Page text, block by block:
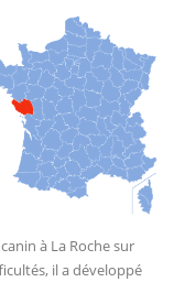
à La Roche sur
il a développé